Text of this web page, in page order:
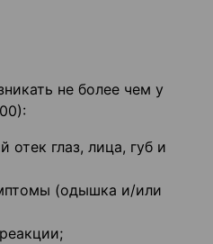
не более чем у
отек глаз, лица, губ и
(одышка и/или